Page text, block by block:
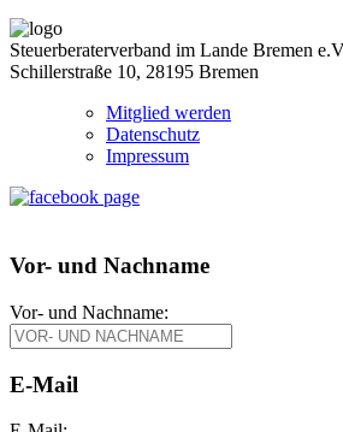
Steuerberaterverband im Lande Bremen
Schillerstraße 10, 28195 Bremen
Mitglied werden
Datenschutz
Impressum
Vor- und Nachname
Vor- und Nachname:
E-Mail